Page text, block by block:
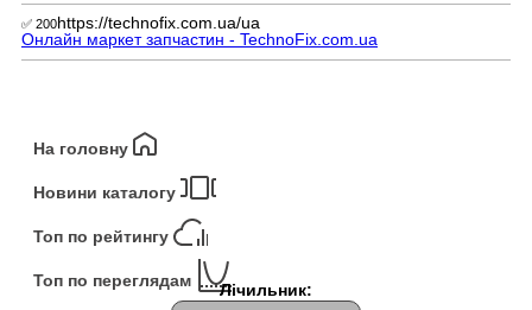
✅ 200https://technofix.com.ua/ua
Онлайн маркет запчастин - TechnoFix.com.ua
На головну
Новини каталогу
Топ по рейтингу
Топ по переглядам